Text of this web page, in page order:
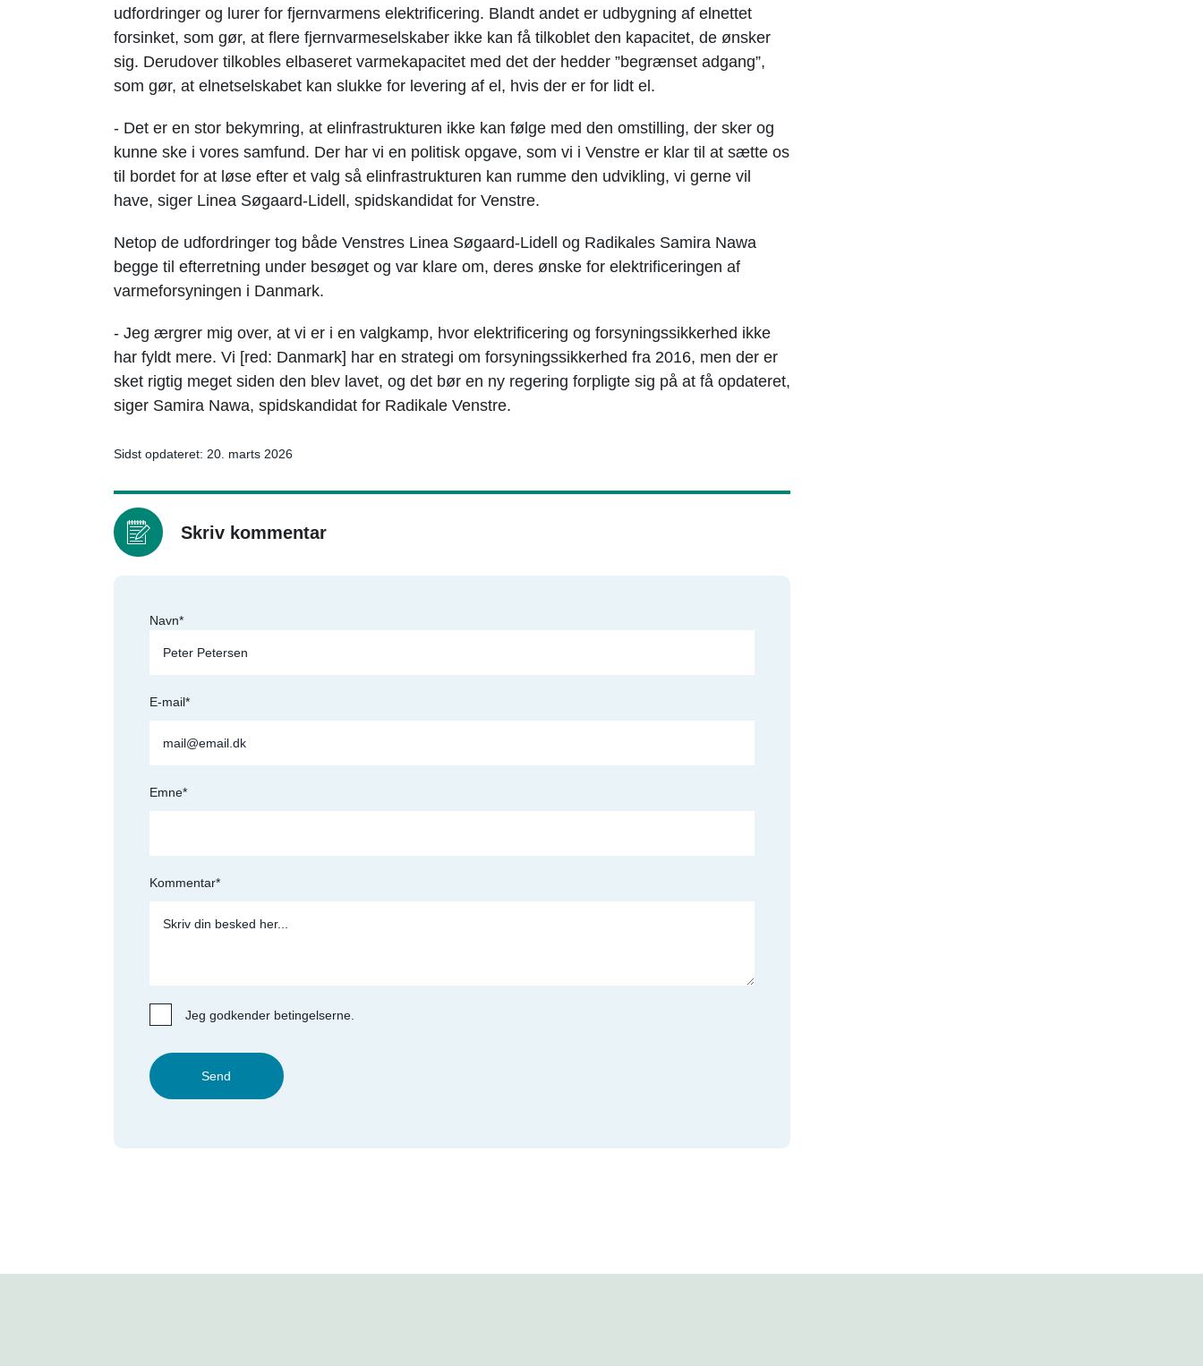
udfordringer og lurer for fjernvarmens elektrificering. Blandt andet er udbygning af elnettet
forsinket, som gør, at flere fjernvarmeselskaber ikke kan få tilkoblet den kapacitet, de ønsker
sig. Derudover tilkobles elbaseret varmekapacitet med det der hedder ”begrænset adgang”,
som gør, at elnetselskabet kan slukke for levering af el, hvis der er for lidt el.
- Det er en stor bekymring, at elinfrastrukturen ikke kan følge med den omstilling, der sker og
kunne ske i vores samfund. Der har vi en politisk opgave, som vi i Venstre er klar til at sætte os
til bordet for at løse efter et valg så elinfrastrukturen kan rumme den udvikling, vi gerne vil
have, siger Linea Søgaard-Lidell, spidskandidat for Venstre.
Netop de udfordringer tog både Venstres Linea Søgaard-Lidell og Radikales Samira Nawa
begge til efterretning under besøget og var klare om, deres ønske for elektrificeringen af
varmeforsyningen i Danmark.
- Jeg ærgrer mig over, at vi er i en valgkamp, hvor elektrificering og forsyningssikkerhed ikke
har fyldt mere. Vi [red: Danmark] har en strategi om forsyningssikkerhed fra 2016, men der er
sket rigtig meget siden den blev lavet, og det bør en ny regering forpligte sig på at få opdateret,
siger Samira Nawa, spidskandidat for Radikale Venstre.
Sidst opdateret: 20. marts 2026
Skriv kommentar
Navn*
E-mail*
Emne*
Kommentar*
Jeg godkender betingelserne.
Send